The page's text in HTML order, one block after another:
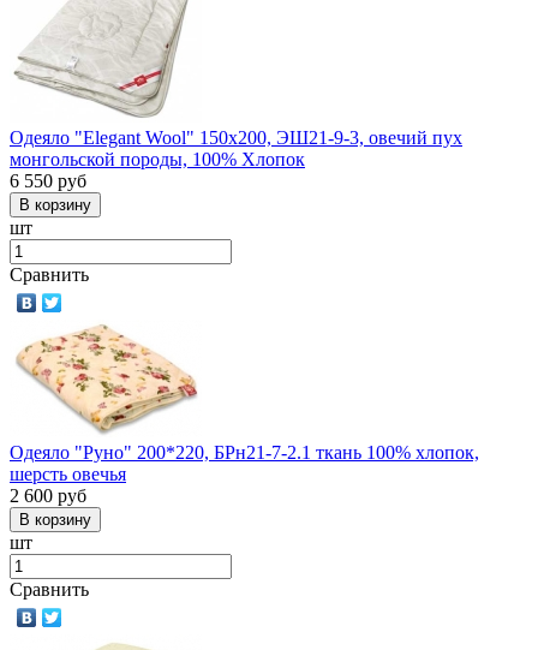
Одеяло "Elegant Wool" 150х200, ЭШ21-9-3, овечий пух
монгольской породы, 100% Хлопок
6 550 руб
шт
Сравнить
Одеяло "Руно" 200*220, БРн21-7-2.1 ткань 100% хлопок,
шерсть овечья
2 600 руб
шт
Сравнить